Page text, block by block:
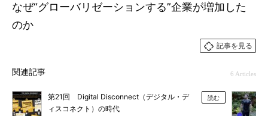
なぜ“グローバリゼーションする”企業が増加した
のか
記事を見る
関連記事 6 Articles
第21回 Digital Disconnect（デジタル・デ
ィスコネクト）の時代
読む